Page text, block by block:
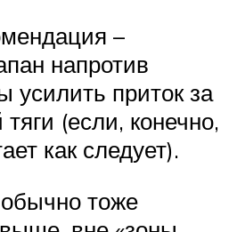
–
напротив
усилить приток за
(если, конечно,
как следует).
тоже